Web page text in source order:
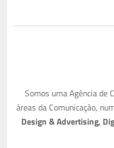
Somos uma Agência de
áreas da Comunicação,
Design & Advertising,